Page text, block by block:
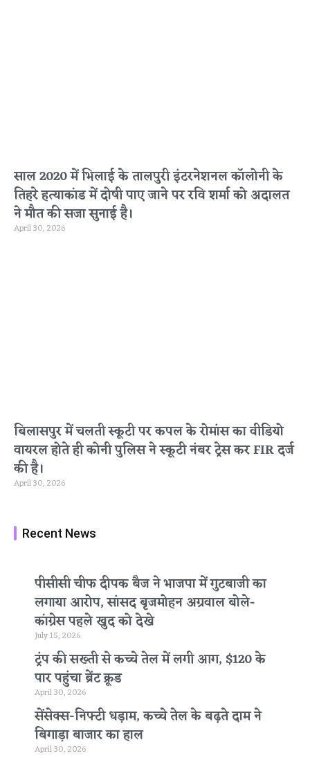
साल 2020 में भिलाई के तालपुरी इंटरनेशनल कॉलोनी के
तिहरे हत्याकांड में दोषी पाए जाने पर रवि शर्मा को अदालत
ने मौत की सजा सुनाई है।
April 30, 2026
बिलासपुर में चलती स्कूटी पर कपल के रोमांस का वीडियो
वायरल होते ही कोनी पुलिस ने स्कूटी नंबर ट्रेस कर FIR दर्ज
की है।
April 30, 2026
Recent News
पीसीसी चीफ दीपक बैज ने भाजपा में गुटबाजी का
लगाया आरोप, सांसद बृजमोहन अग्रवाल बोले-
कांग्रेस पहले खुद को देखे
July 15, 2026
ट्रंप की सख्ती से कच्चे तेल में लगी आग, $120 के
पार पहुंचा ब्रेंट क्रूड
April 30, 2026
सेंसेक्स-निफ्टी धड़ाम, कच्चे तेल के बढ़ते दाम ने
बिगाड़ा बाजार का हाल
April 30, 2026